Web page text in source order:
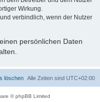
Wirkung.
verbindlich, wenn der Nutzer
persönlichen Daten
Alle Zeiten sind UTC+02:00
löschen
© phpBB Limited